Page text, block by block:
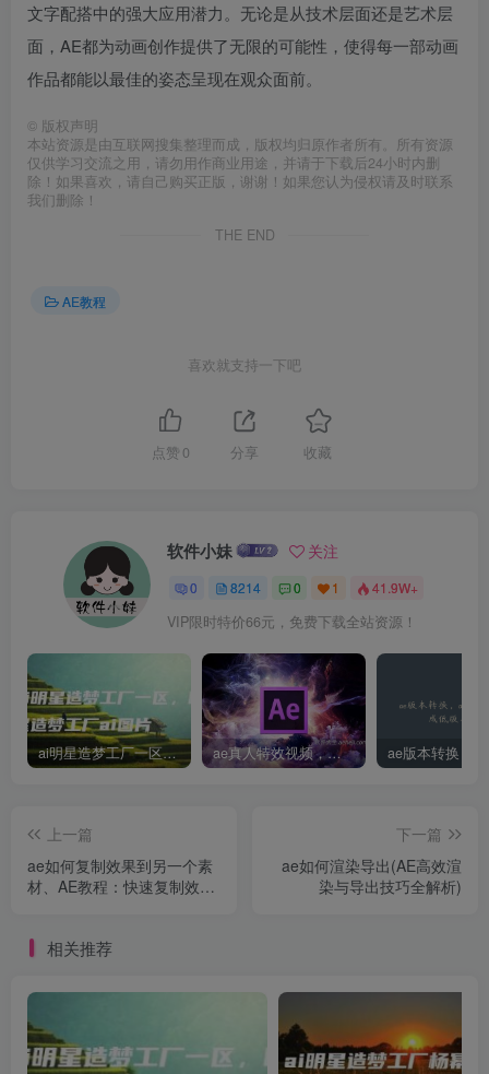
文字配搭中的强大应用潜力。无论是从技术层面还是艺术层
面，AE都为动画创作提供了无限的可能性，使得每一部动画
作品都能以最佳的姿态呈现在观众面前。
© 版权声明
本站资源是由互联网搜集整理而成，版权均归原作者所有。所有资源
仅供学习交流之用，请勿用作商业用途，并请于下载后24小时内删
除！如果喜欢，请自己购买正版，谢谢！如果您认为侵权请及时联系
我们删除！
THE END
AE教程
喜欢就支持一下吧
点赞 0 分享 收藏
软件小妹 关注
0 8214 0 1 41.9W+
VIP限时特价66元，免费下载全站资源！
ai明星造梦工厂一区，明星造梦工厂ai图片 ae真人特效视频，大学生第一次做ppt怎么做
上一篇
ae如何复制效果到另一个素
材、AE教程：快速复制效果
下一篇
ae如何渲染导出(AE高效渲
染与导出技巧全解析)
相关推荐